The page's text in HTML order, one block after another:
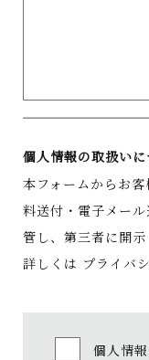
個人情報の取扱い
本フォームからお
料送付・電子メー
管し、第三者に開示
詳しくは プライバ
個人情